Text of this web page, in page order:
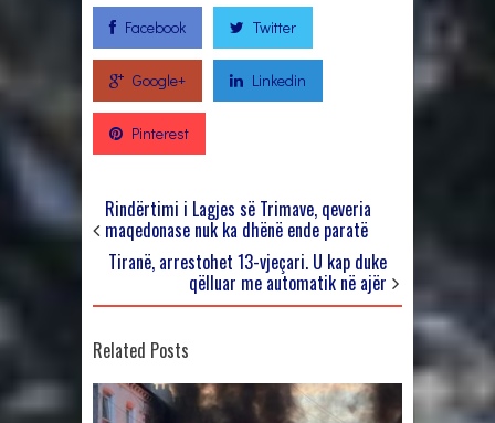
Facebook Twitter
Google+ Linkedin
Pinterest
Rindërtimi i Lagjes së Trimave, qeveria
maqedonase nuk ka dhënë ende paratë
Tiranë, arrestohet 13-vjeçari. U kap duke
qëlluar me automatik në ajër
Related Posts